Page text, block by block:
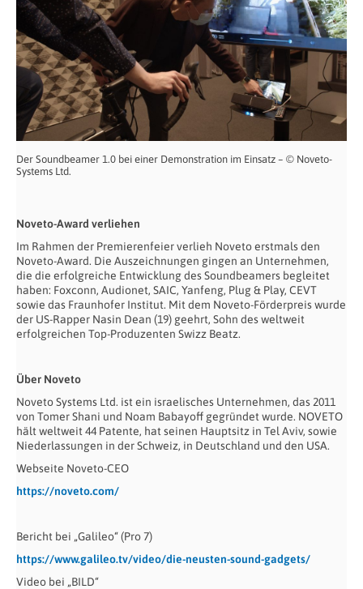
Der Soundbeamer 1.0 bei einer Demonstration im Einsatz – © Noveto-
Systems Ltd.
Noveto-Award verliehen
Im Rahmen der Premierenfeier verlieh Noveto erstmals den
Noveto-Award. Die Auszeichnungen gingen an Unternehmen,
die die erfolgreiche Entwicklung des Soundbeamers begleitet
haben: Foxconn, Audionet, SAIC, Yanfeng, Plug & Play, CEVT
sowie das Fraunhofer Institut. Mit dem Noveto-Förderpreis wurde
der US-Rapper Nasin Dean (19) geehrt, Sohn des weltweit
erfolgreichen Top-Produzenten Swizz Beatz.
Über Noveto
Noveto Systems Ltd. ist ein israelisches Unternehmen, das 2011
von Tomer Shani und Noam Babayoff gegründet wurde. NOVETO
hält weltweit 44 Patente, hat seinen Hauptsitz in Tel Aviv, sowie
Niederlassungen in der Schweiz, in Deutschland und den USA.
Webseite Noveto-CEO
https://noveto.com/
Bericht bei „Galileo“ (Pro 7)
https://www.galileo.tv/video/die-neusten-sound-gadgets/
Video bei „BILD“